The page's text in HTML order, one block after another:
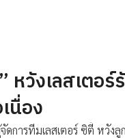
หวังเลสเตอร์
นื่อง
ดการทีมเลสเตอร์ ซิตี้ หวัง